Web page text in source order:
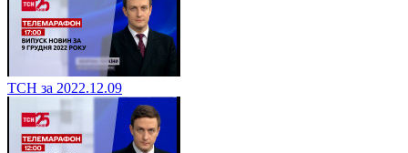
ТСН за 2022.12.09